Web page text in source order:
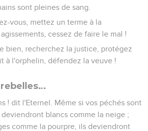
sont pleines de sang.
vous, mettez un terme à la
cessez de faire le mal !
bien, recherchez la justice, protégez
à l'orphelin, défendez la veuve !
! dit l'Eternel. Même si vos péchés sont
blancs comme la neige ;
comme la pourpre, ils deviendront